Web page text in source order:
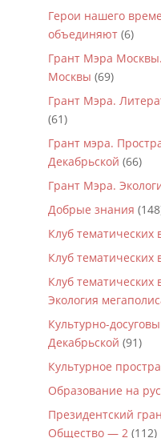
Герои нашего
объединяют(6)
Грант Мэра
Москвы (69)
Грант Мэра.
(61)
Грант мэра.
Декабрьской (66)
Грант Мэра.
Добрые знания
Клуб тематических
Клуб тематических
Клуб тематических
Экология
Культурно-
Декабрьской (91)
Культурное
Образование на
Президентский
Общество — 2(112)